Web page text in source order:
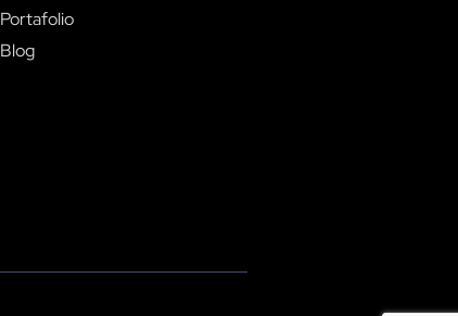
Portafolio
Blog